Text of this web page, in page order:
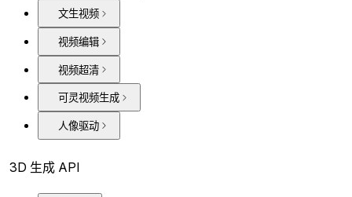
文生视频
视频编辑
视频超清
可灵视频生成
人像驱动
3D 生成 API